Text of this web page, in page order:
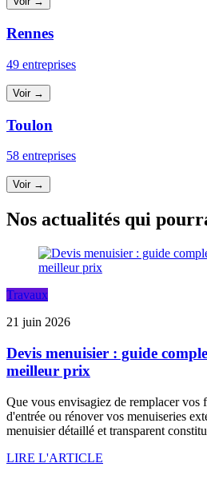
Rennes
49 entreprises
Voir →
Toulon
58 entreprises
Voir →
Nos actualités qui
Travaux
21 juin 2026
Devis menuisier : guide
meilleur prix
Que vous envisagiez de remplacer vos
d'entrée ou rénover vos menuiseries
menuisier détaillé et transparent
LIRE L'ARTICLE